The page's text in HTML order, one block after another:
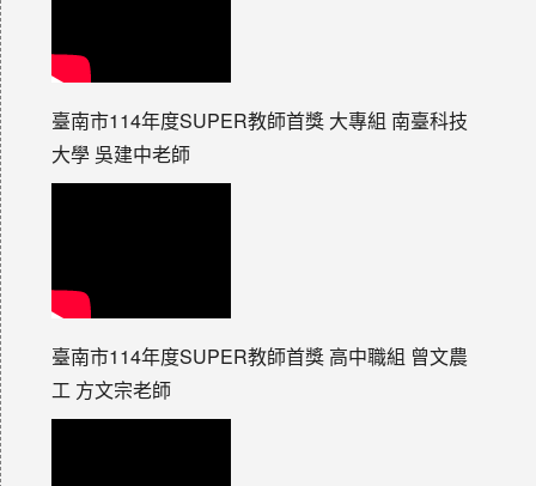
臺南市114年度SUPER教師首獎 大專組 南臺科技
大學 吳建中老師
臺南市114年度SUPER教師首獎 高中職組 曾文農
工 方文宗老師